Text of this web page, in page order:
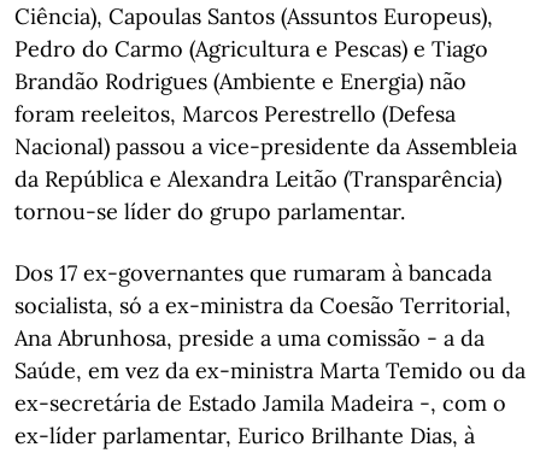
Ciência), Capoulas Santos (Assuntos Europeus),
Pedro do Carmo (Agricultura e Pescas) e Tiago
Brandão Rodrigues (Ambiente e Energia) não
foram reeleitos, Marcos Perestrello (Defesa
Nacional) passou a vice-presidente da Assembleia
da República e Alexandra Leitão (Transparência)
tornou-se líder do grupo parlamentar.
Dos 17 ex-governantes que rumaram à bancada
socialista, só a ex-ministra da Coesão Territorial,
Ana Abrunhosa, preside a uma comissão - a da
Saúde, em vez da ex-ministra Marta Temido ou da
ex-secretária de Estado Jamila Madeira -, com o
ex-líder parlamentar, Eurico Brilhante Dias, à